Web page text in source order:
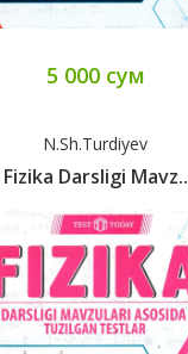
5 000 сум
N.Sh.Turdiyev
Fizika Darsligi Mavz..